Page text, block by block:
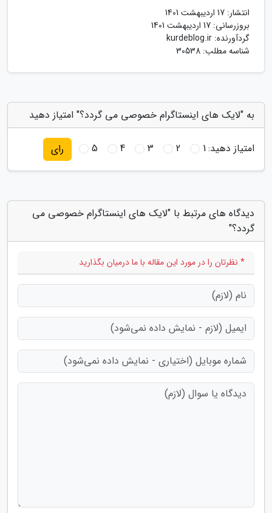
انتشار: 17 اردیبهشت 1401
بروزرسانی: 17 اردیبهشت 1401
گردآورنده: kurdeblog.ir
شناسه مطلب: 30538
به "لایک های اینستاگرام خصوصی می گردد؟" امتیاز دهید
امتیاز دهید:1
2
3
4
5 رای
دیدگاه های مرتبط با "لایک های اینستاگرام خصوصی می
گردد؟"
* نظرتان را در مورد این مقاله با ما درمیان بگذارید